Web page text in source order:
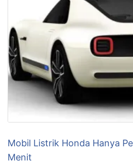
Mobil Listrik Honda Hanya
Menit